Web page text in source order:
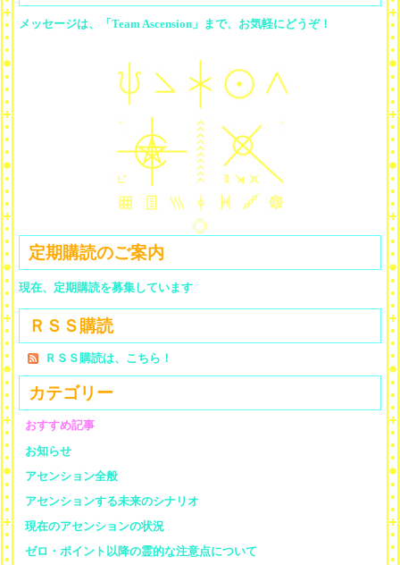
メッセージは、「Team Ascension」まで、お気軽にどうぞ！
定期購読のご案内
現在、定期購読を募集しています
ＲＳＳ購読
ＲＳＳ購読は、こちら！
カテゴリー
おすすめ記事
お知らせ
アセンション全般
アセンションする未来のシナリオ
現在のアセンションの状況
ゼロ・ポイント以降の霊的な注意点について